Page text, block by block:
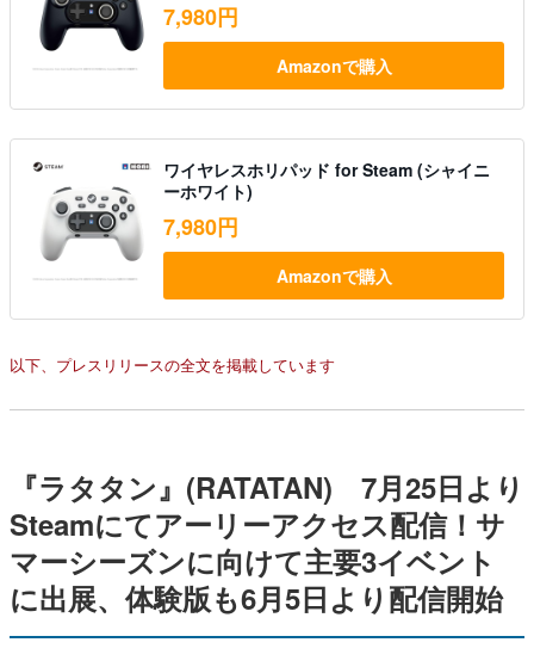
7,980円
Amazonで購入
ワイヤレスホリパッド for Steam (シャイニ
ーホワイト)
7,980円
Amazonで購入
以下、プレスリリースの全文を掲載しています
『ラタタン』(RATATAN) 7月25日より
Steamにてアーリーアクセス配信！サ
マーシーズンに向けて主要3イベント
に出展、体験版も6月5日より配信開始